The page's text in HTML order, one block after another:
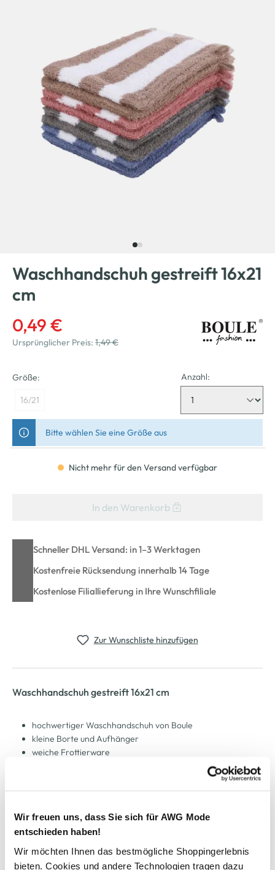
Wir freuen uns, dass Sie sich für AWG Mode
entschieden haben!
Wir möchten Ihnen das bestmögliche Shoppingerlebnis
bieten. Cookies und andere Technologien tragen dazu
Waschhandschuh gestreift 16x21
cm
0,49 €
Ursprünglicher Preis: 1,49 €
Größe:
16/21
Anzahl:
Bitte wählen Sie eine Größe aus
Nicht mehr für den Versand verfügbar
In den Warenkorb
Schneller DHL Versand: in 1–3 Werktagen
Kostenfreie Rücksendung innerhalb 14 Tage
Kostenlose Filiallieferung in Ihre Wunschfiliale
Zur Wunschliste hinzufügen
Waschhandschuh gestreift 16x21 cm
hochwertiger Waschhandschuh von Boule
kleine Borte und Aufhänger
weiche Frottierware
AWG Artikelnummer